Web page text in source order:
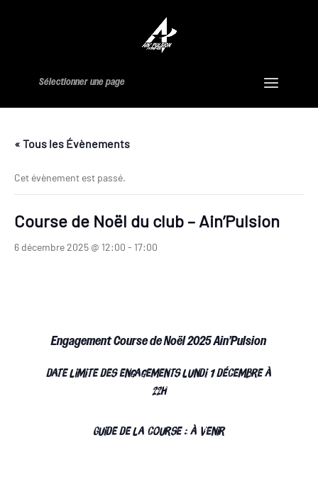
Sélectionner une page
« Tous les Évènements
Cet évènement est passé.
Course de Noël du club – Ain’Pulsion
6 décembre 2025 @ 12:00 - 17:00
Engagement Course de Noël 2025 Ain’Pulsion
date limite des engagements lundi 1 décembre à
22h
Guide de la course : à venir